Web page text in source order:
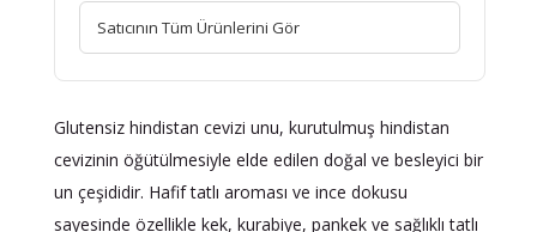
Satıcının Tüm Ürünlerini Gör
Glutensiz hindistan cevizi unu, kurutulmuş hindistan
cevizinin öğütülmesiyle elde edilen doğal ve besleyici bir
un çeşididir. Hafif tatlı aroması ve ince dokusu
sayesinde özellikle kek, kurabiye, pankek ve sağlıklı tatlı